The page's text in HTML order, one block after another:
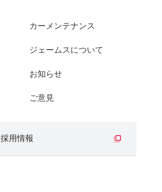
カーメンテナンス
ジェームスについて
お知らせ
ご意見
採用情報